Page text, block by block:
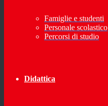
Famiglie e studenti
Personale scolastico
Percorsi di studio
Didattica